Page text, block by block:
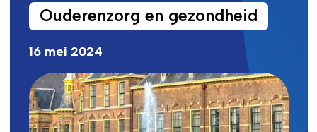
Ouderenzorg en gezondheid
16 mei 2024